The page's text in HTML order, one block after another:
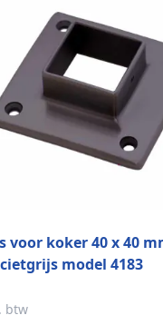
voor koker 40 x 40
model 4183
btw